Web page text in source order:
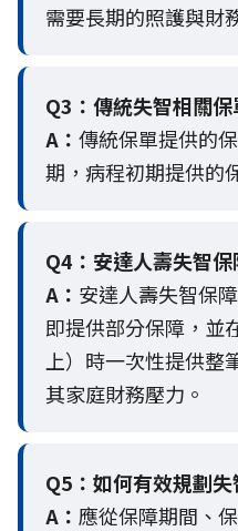
需要長期的照護與財
Q3： 傳統失智相關
A： 傳統保單提供的
期，病程初期提供的
Q4： 安達人壽失智
A： 安達人壽失智保
即提供部分保障，並
上）時一次性提供整
其家庭財務壓力。
Q5： 如何有效規劃
A： 應從保障期間、